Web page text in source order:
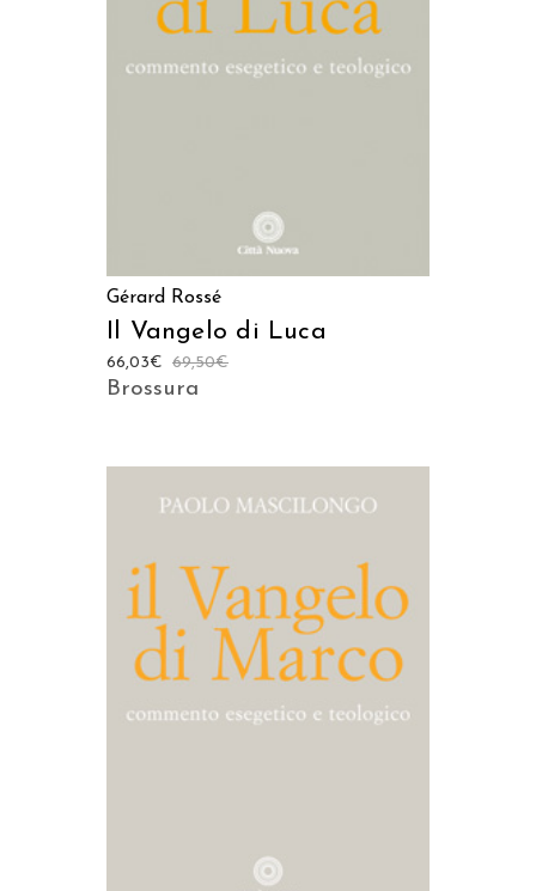
Gérard Rossé
Il Vangelo di Luca
69,50€
66,03€
Brossura